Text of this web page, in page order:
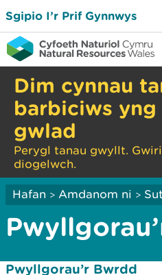
Sgipio I’r Prif Gynnwys
Dim cynnau
barbiciws yng
gwlad
Perygl tanau gwyllt.
diogelwch.
Hafan > Amdanom ni >
Pwyllgorau’r Bwrdd